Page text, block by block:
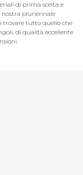
di prima scelta e
nostra pluriennale
trovare tutto quello che
di qualità eccellente